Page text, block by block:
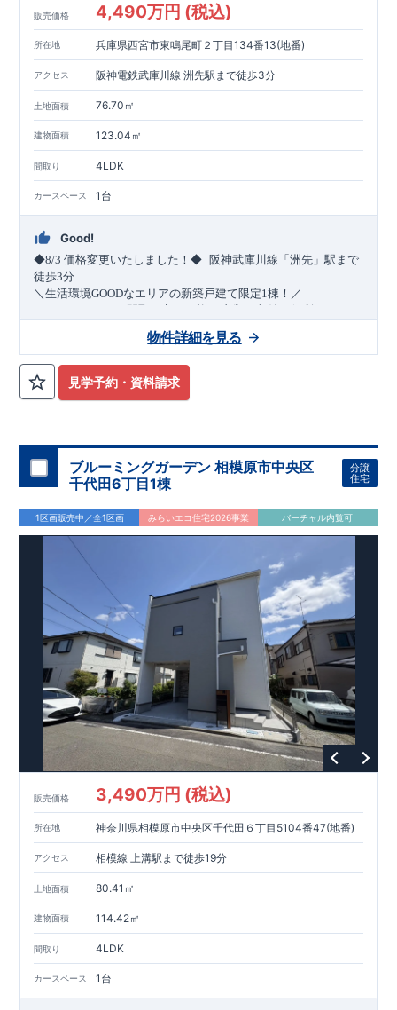
販売価格 4,490万円 (税込)
所在地 兵庫県西宮市東鳴尾町２丁目134番13(地番)
アクセス 阪神電鉄武庫川線 洲先駅まで徒歩3分
土地面積 76.70㎡
建物面積 123.04㎡
間取り 4LDK
カースペース 1台
Good!
◆8/3 価格変更いたしました！◆ ​阪神武庫川線 「洲先」駅まで
徒歩3分
＼生活環境GOODなエリアの新築戸建て限定1棟！／
・2部屋から行き来できる
・デザインと機能性を兼ね備えたオープンサニタリー
リビング全体を見渡せる
​
ーパー）徒歩10分 約787ｍ)​
・網戸
↓クリックすると特設ページにジャンプします↓
2024 年グッドデザイン賞 プロジェクト同時受賞
せる道」 ○第18回キッズデザイン賞受賞 ・2024年、東栄住宅
の新たな空間提案 「マルチエント ランス」が受賞いたしまし
た！
耐震等級最高等級3 ・数百年に一度の地震に耐える力
倍の耐震性！
ー採用で安心！ ○BELS ・エコ住宅としての性能評価を全号棟
が取得しています！ ○住宅性能評価ダブル取得 ・『設計』住
ております。
・『建設』住宅性能評価…評価を受けた図面通
りに施工されているか、建設までに計4回チェックが行われま
す。
平日・休日ご内覧可能です！
ぜひお気軽にお問い合わせください♪ 西宮営業所 TEL
0798-
38-1246​(定休日：火・水・年末年始
見学予約・資料請求
物件詳細を見る
ブルーミングガーデン 相模原市中央区
千代田6丁目1棟
分譲
住宅
1区画販売中／全1区画 みらいエコ住宅2026事業 バーチャル内覧可
販売価格 3,490万円 (税込)
所在地 神奈川県相模原市中央区千代田６丁目5104番47(地番)
アクセス 相模線 上溝駅まで徒歩19分
土地面積 80.41㎡
建物面積 114.42㎡
間取り 4LDK
カースペース 1台